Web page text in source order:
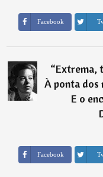
Facebook
“Extrema,
À ponta dos
E o
Facebook